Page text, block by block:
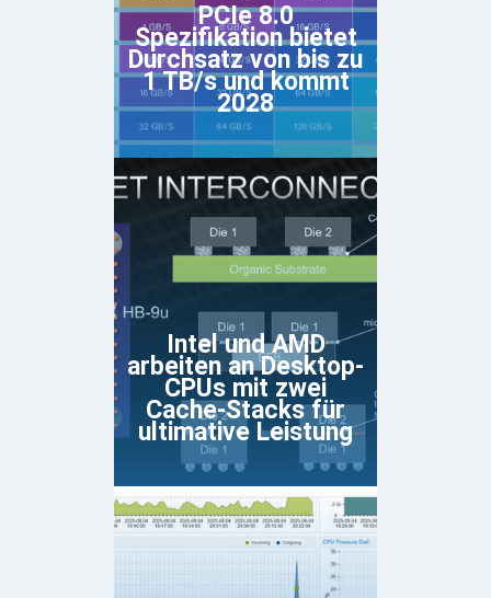
PCIe 8.0
Spezifikation bietet
Durchsatz von bis zu
1 TB/s und kommt
2028
Intel und AMD
arbeiten an Desktop-
CPUs mit zwei
Cache-Stacks für
ultimative Leistung